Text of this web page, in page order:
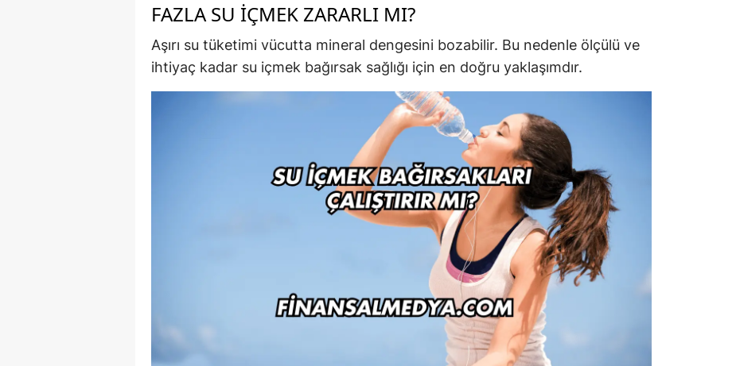
FAZLA SU İÇMEK ZARARLI MI?
Aşırı su tüketimi vücutta mineral dengesini bozabilir. Bu nedenle ölçülü ve
ihtiyaç kadar su içmek bağırsak sağlığı için en doğru yaklaşımdır.